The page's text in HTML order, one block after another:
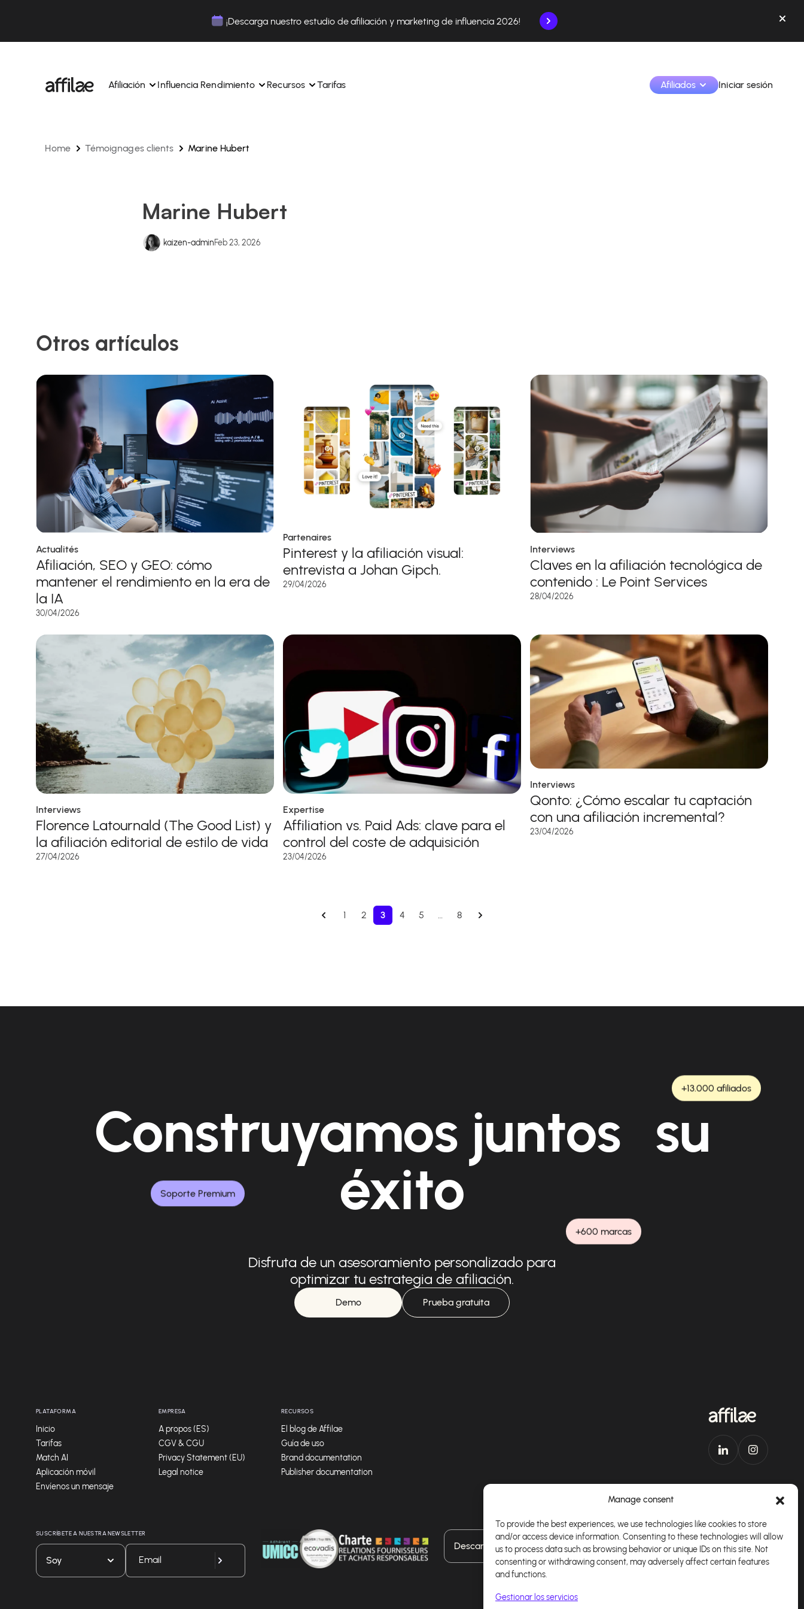
Manage consent
To provide the best experiences, we use technologies like cookies to store
and/or access device information. Consenting to these technologies will allow
us to process data such as browsing behavior or unique IDs on this site. Not
consenting or withdrawing consent, may adversely affect certain features
and functions.
Gestionar los servicios
¡Descarga nuestro estudio de afiliación y marketing de influencia 2026!
Afiliación
Gestione sus campañas y afiliados desde una única
afiliados con total sencillez.
Influencia Rendimiento
Gestiona tus campañas y TikTok Shop desde un solo
colaboraciones desde la aplicación.
Recursos Tarifas Afiliados Iniciar sesión
Home Témoignages clients Marine Hubert
Marine Hubert
kaizen-adminFeb 23, 2026
Otros artículos
Actualités
Afiliación, SEO y GEO: cómo
mantener el rendimiento en la era de
la IA
30/04/2026
Partenaires
Pinterest y la afiliación visual:
entrevista a Johan Gipch.
29/04/2026
Interviews
Claves en la afiliación tecnológica de
contenido : Le Point Services
28/04/2026
Interviews
Florence Latournald (The Good List) y
la afiliación editorial de estilo de vida
27/04/2026
Expertise
Affiliation vs. Paid Ads: clave para el
control del coste de adquisición
23/04/2026
Interviews
Qonto: ¿Cómo escalar tu captación
con una afiliación incremental?
23/04/2026
1 2 3 4 5 8
Construyamos juntos su
éxito
Soporte Premium
+600 marcas
+13.000 afiliados
Disfruta de un asesoramiento personalizado para
optimizar tu estrategia de afiliación.
Demo Prueba gratuita
PLATAFORMA
Inicio
Tarifas
Match AI
Aplicación móvil
Envíenos un mensaje
EMPRESA
A propos (ES)
CGV & CGU
Privacy Statement (EU)
Legal notice
RECURSOS
El blog de Affilae
Guía de uso
Brand documentation
Publisher documentation
SUSCRÍBETE A NUESTRA NEWSLETTER
Soy
Descarga nuestra aplicación Español